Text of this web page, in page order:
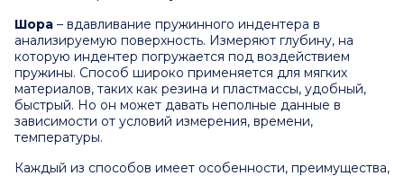
Шора – вдавливание пружинного индентера в
анализируемую поверхность. Измеряют глубину, на
которую индентер погружается под воздействием
пружины. Способ широко применяется для мягких
материалов, таких как резина и пластмассы, удобный,
быстрый. Но он может давать неполные данные в
зависимости от условий измерения, времени,
температуры.
Каждый из способов имеет особенности, преимущества,